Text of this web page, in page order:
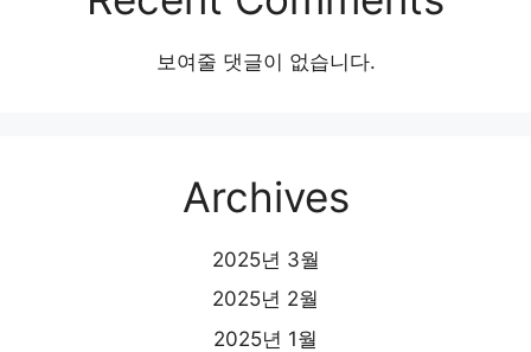
보여줄 댓글이 없습니다.
Archives
2025년 3월
2025년 2월
2025년 1월